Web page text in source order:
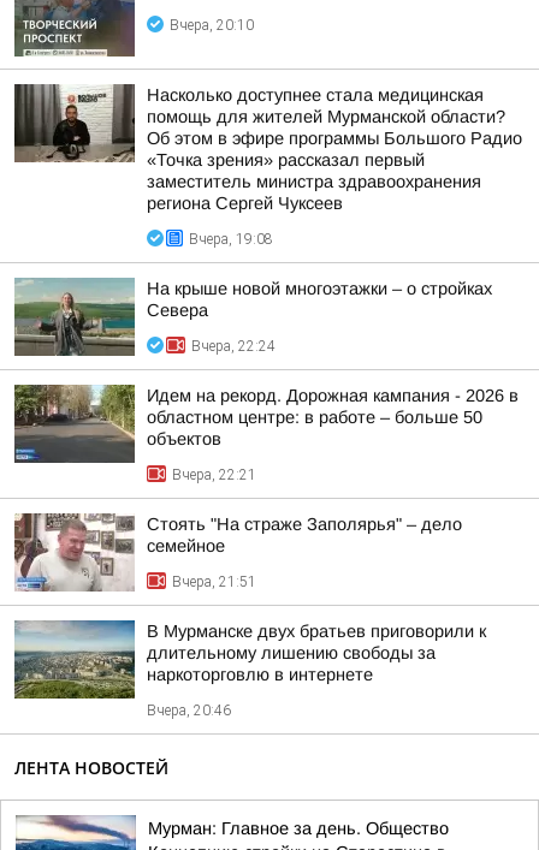
Вчера, 20:10
Насколько доступнее стала медицинская
помощь для жителей Мурманской области?
Об этом в эфире программы Большого Радио
«Точка зрения» рассказал первый
заместитель министра здравоохранения
региона Сергей Чуксеев
Вчера, 19:08
На крыше новой многоэтажки – о стройках
Севера
Вчера, 22:24
Идем на рекорд. Дорожная кампания - 2026 в
областном центре: в работе – больше 50
объектов
Вчера, 22:21
Стоять "На страже Заполярья" – дело
семейное
Вчера, 21:51
В Мурманске двух братьев приговорили к
длительному лишению свободы за
наркоторговлю в интернете
Вчера, 20:46
ЛЕНТА НОВОСТЕЙ
Мурман: Главное за день. Общество